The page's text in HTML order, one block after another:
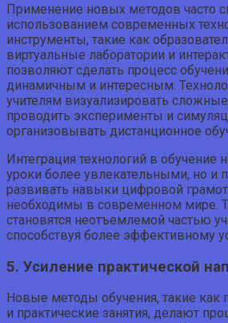
Применение новых методов часто
использованием современных
инструменты, такие как
виртуальные лаборатории и
позволяют сделать процесс
динамичным и интересным.
учителям визуализировать
проводить эксперименты и
организовывать дистанционное
Интеграция технологий в обучение
уроки более увлекательными, но и
развивать навыки цифровой
необходимы в современном мире.
становятся неотъемлемой частью
способствуя более эффективному
5. Усиление практической
Новые методы обучения, такие как
и практические занятия, делают